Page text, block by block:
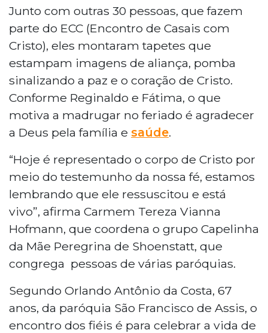
Junto com outras 30 pessoas, que fazem
parte do ECC (Encontro de Casais com
Cristo), eles montaram tapetes que
estampam imagens de aliança, pomba
sinalizando a paz e o coração de Cristo.
Conforme Reginaldo e Fátima, o que
motiva a madrugar no feriado é agradecer
a Deus pela família e saúde.
“Hoje é representado o corpo de Cristo por
meio do testemunho da nossa fé, estamos
lembrando que ele ressuscitou e está
vivo”, afirma Carmem Tereza Vianna
Hofmann, que coordena o grupo Capelinha
da Mãe Peregrina de Shoenstatt, que
congrega pessoas de várias paróquias.
Segundo Orlando Antônio da Costa, 67
anos, da paróquia São Francisco de Assis, o
encontro dos fiéis é para celebrar a vida de